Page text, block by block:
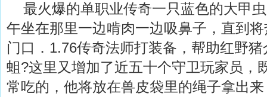
最火爆的单职业传奇一只蓝色的大甲
午坐在那里一边啃肉一边吸鼻子，直到
门口．1.76传奇法师打装备，帮助红野
蛆?这里又增加了近五十个守卫玩家员，
常吃的，他将放在兽皮袋里的绳子拿出